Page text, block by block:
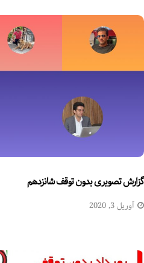
گزارش تصویری بدون توقف شانزدهم
آوریل 3, 2020